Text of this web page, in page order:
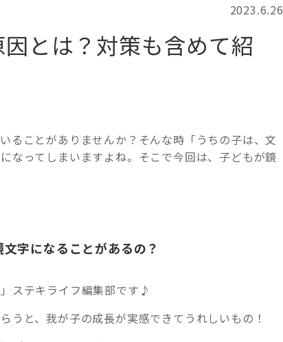
2023.6.26
とは？対策も含めて紹
ることがありませんか？そんな時「うちの子は、文
なってしまいますよね。そこで今回は、子どもが鏡
字になることがあるの？
ステキライフ編集部です♪
うと、我が子の成長が実感できてうれしいもの！